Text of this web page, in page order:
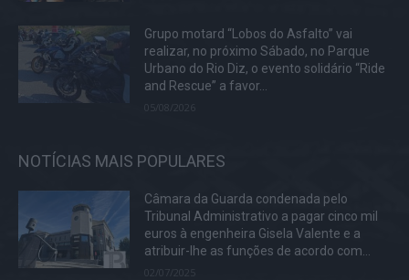
Grupo motard “Lobos do Asfalto” vai
realizar, no próximo Sábado, no Parque
Urbano do Rio Diz, o evento solidário “Ride
and Rescue” a favor...
05/08/2026
NOTÍCIAS MAIS POPULARES
Câmara da Guarda condenada pelo
Tribunal Administrativo a pagar cinco mil
euros à engenheira Gisela Valente e a
atribuir-lhe as funções de acordo com...
02/07/2025